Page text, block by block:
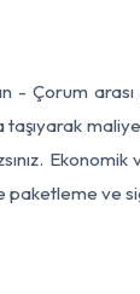
- Çorum
Ekonomik
paketleme